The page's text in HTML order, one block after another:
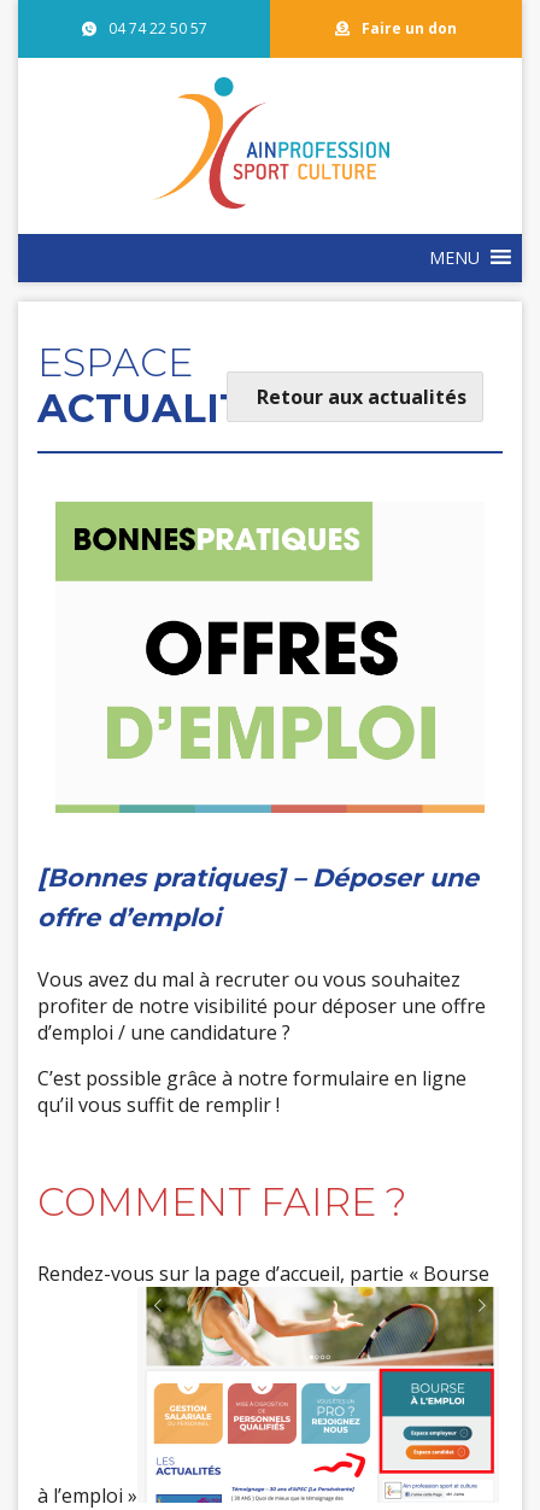
04 74 22 50 57 Faire un don
MENU
ESPACE
ACTUALITÉSRetour aux actualités
[Bonnes pratiques] – Déposer une
offre d’emploi
Vous avez du mal à recruter ou vous souhaitez
profiter de notre visibilité pour déposer une offre
d’emploi / une candidature ?
C’est possible grâce à notre formulaire en ligne
qu’il vous suffit de remplir !
COMMENT FAIRE ?
Rendez-vous sur la page d’accueil, partie « Bourse
à l’emploi »